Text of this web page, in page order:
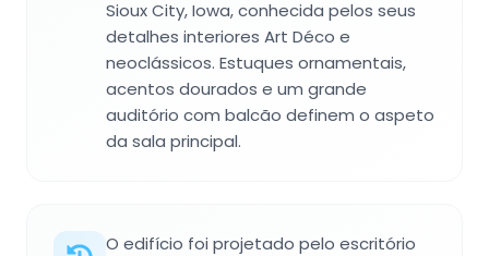
Sioux City, Iowa, conhecida pelos seus
detalhes interiores Art Déco e
neoclássicos. Estuques ornamentais,
acentos dourados e um grande
auditório com balcão definem o aspeto
da sala principal.
O edifício foi projetado pelo escritório